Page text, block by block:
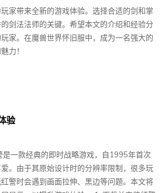
家带来全新的游戏体验。选择合适的剑和掌
剑法法师的关键。希望本文的介绍和经验分
家。在魔兽世界怀旧服中，成为一名强大的
力！
验
一款经典的即时战略游戏，自1995年首次
。由于其原始设计时的分辨率限制，很多玩
警时会遇到画面拉伸、黑边等问题。本文将